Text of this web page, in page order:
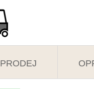
PRODEJ